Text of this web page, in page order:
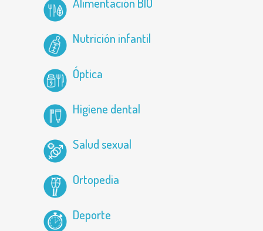
Nutrición infantil
Óptica
Higiene dental
Salud sexual
Ortopedia
Deporte